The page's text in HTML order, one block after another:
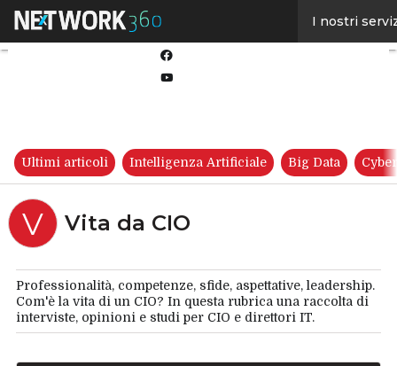
I nostri
Ultimi articoli Intelligenza Artificiale Big Data
V Vita da CIO
Professionalità, competenze, sfide, aspettative, leadership.
Com'è la vita di un CIO? In questa rubrica una raccolta di
interviste, opinioni e studi per CIO e direttori IT.